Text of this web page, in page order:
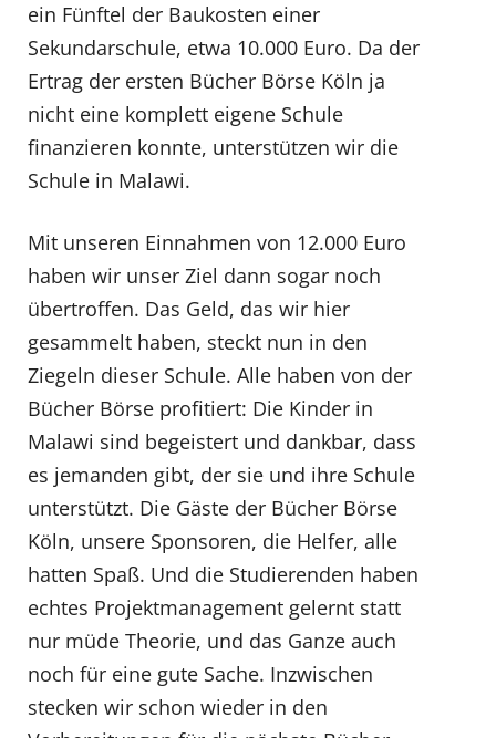
ein Fünftel der Baukosten einer
Sekundarschule, etwa 10.000 Euro. Da der
Ertrag der ersten Bücher Börse Köln ja
nicht eine komplett eigene Schule
finanzieren konnte, unterstützen wir die
Schule in Malawi.
Mit unseren Einnahmen von 12.000 Euro
haben wir unser Ziel dann sogar noch
übertroffen. Das Geld, das wir hier
gesammelt haben, steckt nun in den
Ziegeln dieser Schule. Alle haben von der
Bücher Börse profitiert: Die Kinder in
Malawi sind begeistert und dankbar, dass
es jemanden gibt, der sie und ihre Schule
unterstützt. Die Gäste der Bücher Börse
Köln, unsere Sponsoren, die Helfer, alle
hatten Spaß. Und die Studierenden haben
echtes Projektmanagement gelernt statt
nur müde Theorie, und das Ganze auch
noch für eine gute Sache. Inzwischen
stecken wir schon wieder in den